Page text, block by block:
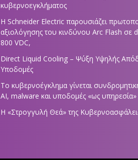
κυβερνοεγκλήματος
Η Schneider Electric παρουσιάζει
αξιολόγησης του κινδύνου Arc Flash σε
800 VDC,
Direct Liquid Cooling – Ψύξη Υψηλής
Υποδομές
Το κυβερνοέγκλημα γίνεται
AI, malware και υποδομές «ως υπηρεσία»
Η «Στρογγυλή Θεά» της